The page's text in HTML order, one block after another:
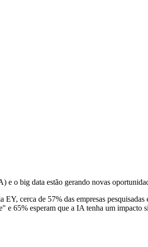
o big data estão gerando novas
cerca de 57% das empresas pesquisadas
e 65% esperam que a IA tenha um